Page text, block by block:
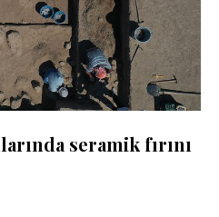
seramik fırını